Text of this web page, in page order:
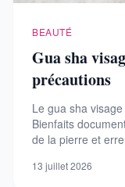
BEAUTÉ
Gua sha
précautions
Le gua sha
Bienfaits
de la pierre et
13 juillet 2026